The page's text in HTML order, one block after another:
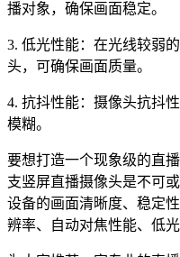
播对象，确保画面稳定。
3. 低光性能：在光线较弱
头，可确保画面质量。
4. 抗抖性能：摄像头抗抖
模糊。
要想打造一个现象级的直
支竖屏直播摄像头是不可
设备的画面清晰度、稳定
辨率、自动对焦性能、低